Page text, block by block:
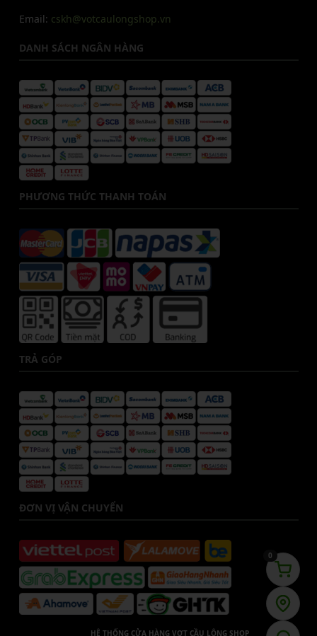
Email: cskh@votcaulongshop.vn
DANH SÁCH NGÂN HÀNG
PHƯƠNG THỨC THANH TOÁN
TRẢ GÓP
ĐƠN VỊ VẬN CHUYỂN
HỆ THỐNG CỬA HÀNG VỢT CẦU LÔNG SHOP
0